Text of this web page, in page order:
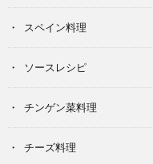
スペイン料理
ソースレシピ
チンゲン菜料理
チーズ料理